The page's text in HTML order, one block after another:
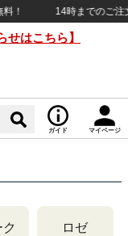
14時までのご注
せはこちら】
ガイド マイページ
ロゼ